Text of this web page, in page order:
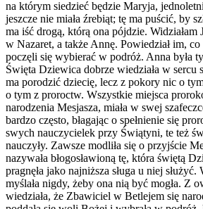
na którym siedzieć będzie Maryja,
jeszcze nie miała źrebiąt; tę ma puścić, by
ma iść drogą, którą ona pójdzie.
w Nazaret, a także Annę. Powiedział im,
poczęli się wybierać w podróż. Anna była
Święta Dziewica dobrze wiedziała w
ma porodzić dziecię, lecz z pokory nic o
o tym z proroctw. Wszystkie miejsca
narodzenia Mesjasza, miała w swej
bardzo często, błagając o spełnienie się
swych nauczycielek przy Świątyni, te też
nauczyły. Zawsze modliła się o przyjście
nazywała błogosławioną tę, która świętą
pragnęła jako najniższa sługa u niej
myślała nigdy, żeby ona nią być mogła. Z
wiedziała, że Zbawiciel w Betlejem się